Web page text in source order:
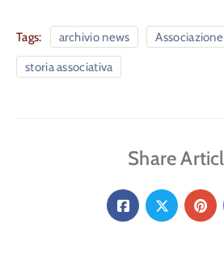
Tags: archivio news
storia associativa
Share